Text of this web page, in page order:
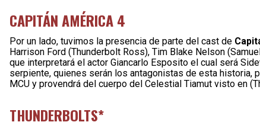
CAPITÁN AMÉRICA 4
Por un lado, tuvimos la presencia de parte del cast de
Harrison Ford (Thunderbolt Ross), Tim Blake Nelson
que interpretará el actor Giancarlo Esposito el cual será
serpiente, quienes serán los antagonistas de esta historia,
MCU y provendrá del cuerpo del Celestial Tiamut visto en
THUNDERBOLTS*